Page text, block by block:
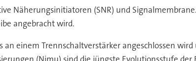
Näherungsinitiatoren (SNR) und
angebracht wird.
an einem Trennschaltverstärker angeschlossen